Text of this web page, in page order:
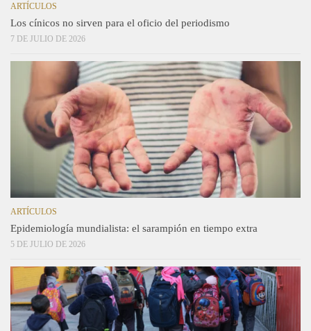
ARTÍCULOS
Los cínicos no sirven para el oficio del periodismo
7 DE JULIO DE 2026
ARTÍCULOS
Epidemiología mundialista: el sarampión en tiempo extra
5 DE JULIO DE 2026